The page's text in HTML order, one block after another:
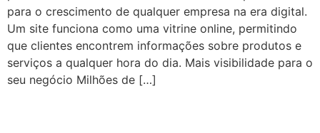
para o crescimento de qualquer empresa na era digital.
Um site funciona como uma vitrine online, permitindo
que clientes encontrem informações sobre produtos e
serviços a qualquer hora do dia. Mais visibilidade para o
seu negócio Milhões de […]